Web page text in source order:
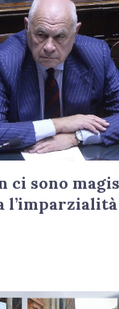
ci sono
l’imparzialità